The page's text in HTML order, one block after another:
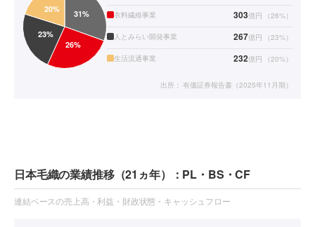
衣料繊維事業 303億円 （26%）
人とみらい開発事業 267億円 （23%）
生活流通事業 232億円 （20%）
出所： 有価証券報告書（2025年11月期）
日本毛織の業績推移（21ヵ年）：PL・BS・CF
連結ベースの売上高・利益・財政状態・キャッシュフロー